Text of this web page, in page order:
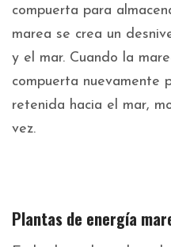
compuerta para
marea se crea un
y el mar. Cuando la
compuerta nuevamente
retenida hacia el mar,
vez.
Plantas de energía